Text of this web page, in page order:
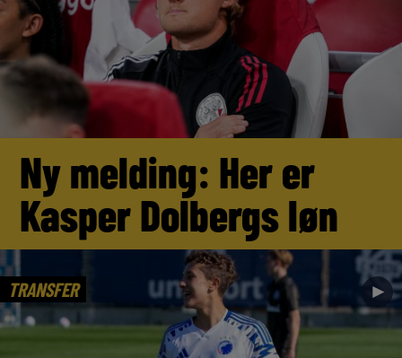
Ny melding: Her er
Kasper Dolbergs løn
TRANSFER ►